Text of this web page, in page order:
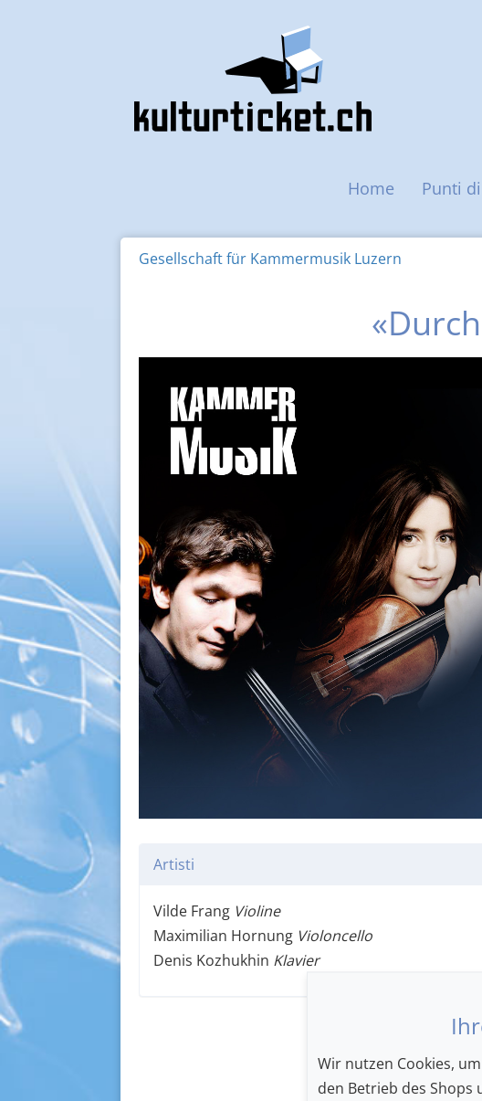
Navigazione principale
Home Punti
Gesellschaft für Kammermusik Luzern
Artisti
Vilde Frang Violine
Maximilian Hornung Violoncello
Denis Kozhukhin Klavier
Wir nutzen Cookies,
den Betrieb des Shops